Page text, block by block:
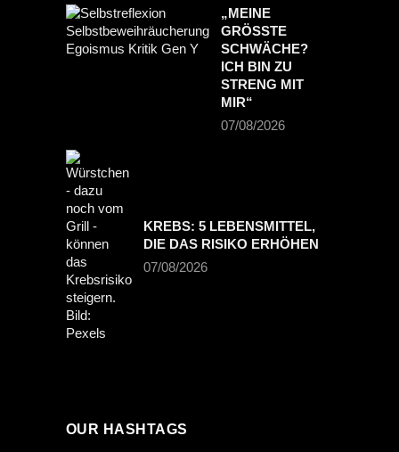
„MEINE
GRÖSSTE S
CHWÄCHE? I
CH BIN ZU S
TRENG MIT M
IR“
07/08/2026
KREBS: 5 LEBENSMITTEL,
DIE DAS RISIKO ERHÖHEN
07/08/2026
OUR HASHTAGS